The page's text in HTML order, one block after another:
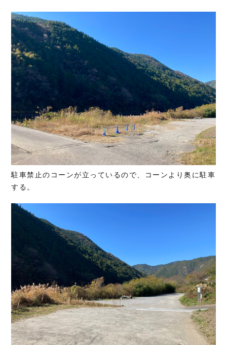
駐車禁止のコーンが立っているので、コーンより奥に駐車
する。